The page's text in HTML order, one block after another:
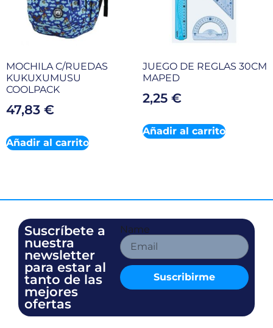
MOCHILA C/RUEDAS
KUKUXUMUSU
COOLPACK
47,83 €
Añadir al carrito
JUEGO DE REGLAS 30CM
MAPED
2,25 €
Añadir al carrito
Name
Suscribirme
Suscríbete a
nuestra
newsletter
para estar al
tanto de las
mejores
ofertas